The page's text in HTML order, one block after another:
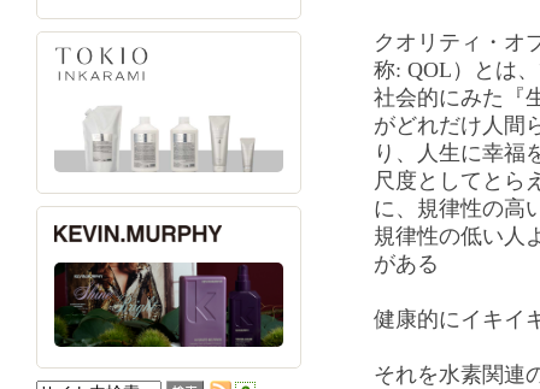
クオリティ・オ
称: QOL）とは
社会的にみた『
がどれだけ人間
り、人生に幸福
尺度としてとら
に、規律性の高
規律性の低い人
がある
健康的にイキイ
それを水素関連